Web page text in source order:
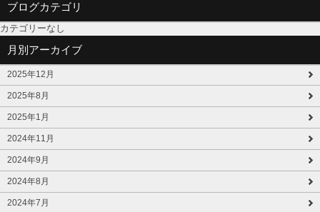
ブログカテゴリ
カテゴリーなし
月別アーカイブ
2025年12月
2025年8月
2025年1月
2024年11月
2024年9月
2024年8月
2024年7月